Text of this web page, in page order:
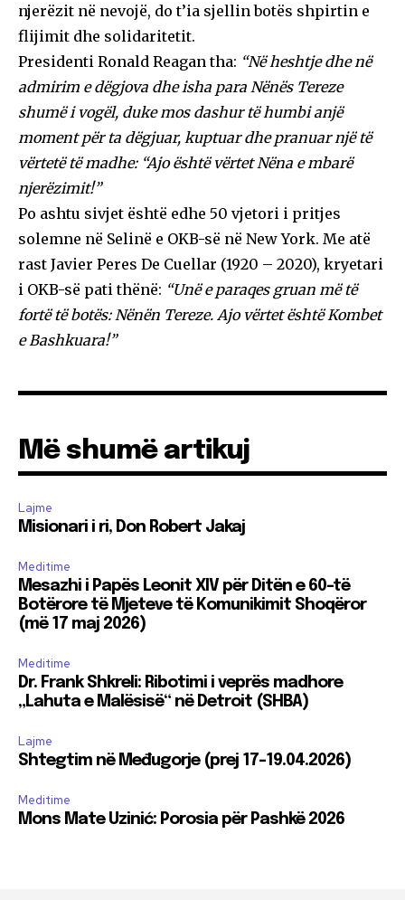
njerëzit në nevojë, do t’ia sjellin botës shpirtin e
flijimit dhe solidaritetit.
Presidenti Ronald Reagan tha: “Në heshtje dhe në
admirim e dëgjova dhe isha para Nënës Tereze
shumë i vogël, duke mos dashur të humbi anjë
moment për ta dëgjuar, kuptuar dhe pranuar një të
vërtetë të madhe: “Ajo është vërtet Nëna e mbarë
njerëzimit!”
Po ashtu sivjet është edhe 50 vjetori i pritjes
solemne në Selinë e OKB-së në New York. Me atë
rast Javier Peres De Cuellar (1920 – 2020), kryetari
i OKB-së pati thënë: “Unë e paraqes gruan më të
fortë të botës: Nënën Tereze. Ajo vërtet është Kombet
e Bashkuara!”
Më shumë artikuj
Lajme
Misionari i ri, Don Robert Jakaj
Meditime
Mesazhi i Papës Leonit XIV për Ditën e 60-të
Botërore të Mjeteve të Komunikimit Shoqëror
(më 17 maj 2026)
Meditime
Dr. Frank Shkreli: Ribotimi i veprës madhore
„Lahuta e Malësisë“ në Detroit (SHBA)
Lajme
Shtegtim në Međugorje (prej 17-19.04.2026)
Meditime
Mons Mate Uzinić: Porosia për Pashkë 2026